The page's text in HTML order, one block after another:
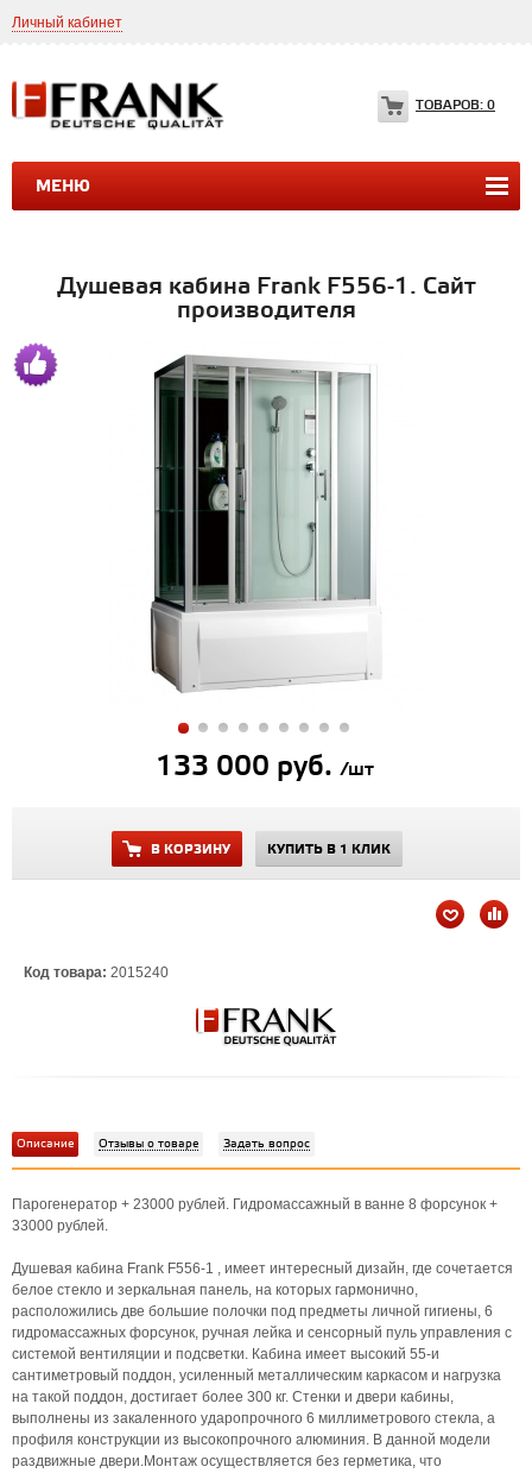
Личный кабинет
МЕНЮ
ТОВАРОВ: 0
ДУШЕВЫЕ КАБИНЫ ВАННЫ
Душевая кабина Frank F556-1. Сайт
производителя
133 000 руб. /шт
В КОРЗИНУ КУПИТЬ В 1 КЛИК
Код товара: 2015240
Описание Отзывы о товаре Задать вопрос
Парогенератор + 23000 рублей. Гидромассажный в ванне 8 форсунок +
33000 рублей.
Душевая кабина Frank F556-1 , имеет интересный дизайн, где сочетается
белое стекло и зеркальная панель, на которых гармонично,
расположились две большие полочки под предметы личной гигиены, 6
гидромассажных форсунок, ручная лейка и сенсорный пуль управления с
системой вентиляции и подсветки. Кабина имеет высокий 55-и
сантиметровый поддон, усиленный металлическим каркасом и нагрузка
на такой поддон, достигает более 300 кг. Стенки и двери кабины,
выполнены из закаленного ударопрочного 6 миллиметрового стекла, а
профиля конструкции из высокопрочного алюминия. В данной модели
раздвижные двери.Монтаж осуществляется без герметика, что